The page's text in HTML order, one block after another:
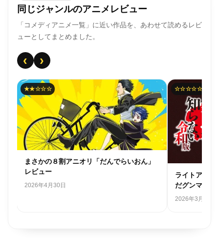
同じジャンルのアニメレビュー
「コメディアニメ一覧」に近い作品を、あわせて読めるレビ
ューとしてまとめました。
‹ ›
★★☆☆☆
まさかの８割アニオリ「だんでらいおん」
レビュー
2026年4月30日
☆☆☆☆☆
ライトアニメ
だグンマを知
2026年3月28日